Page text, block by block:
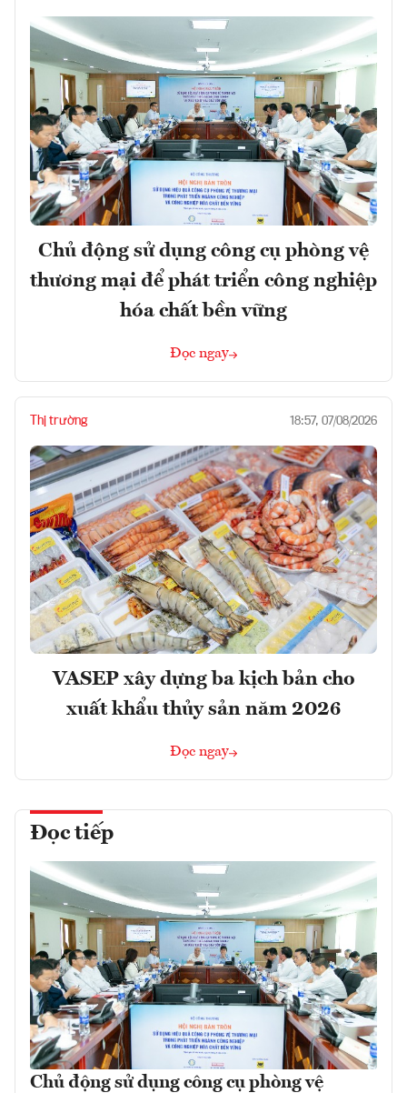
Chủ động sử dụng công cụ phòng vệ
thương mại để phát triển công nghiệp
hóa chất bền vững
Đọc ngay
Thị trường 18:57, 07/08/2026
VASEP xây dựng ba kịch bản cho
xuất khẩu thủy sản năm 2026
Đọc ngay
Đọc tiếp
Chủ động sử dụng công cụ phòng vệ